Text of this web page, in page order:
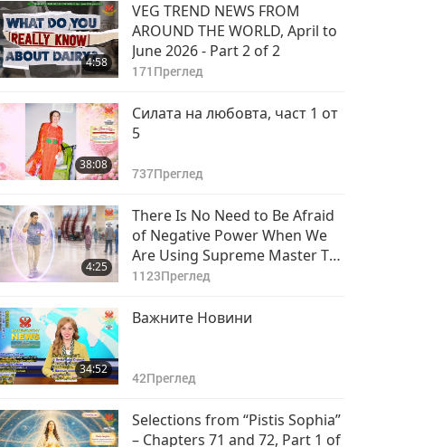
4:58
VEG TREND NEWS FROM
AROUND THE WORLD, April to
June 2026 - Part 2 of 2
171 Преглед
38:08
Силата на любовта, част 1 от
5
737Преглед
4:25
There Is No Need to Be Afraid
of Negative Power When We
Are Using Supreme Master TV
Max Because Energy
Powerful than Any Negative
1123Преглед
34:52
Важните Новини
42Преглед
Selections from “Pistis Sophia”
– Chapters 71 and 72, Part 1 of